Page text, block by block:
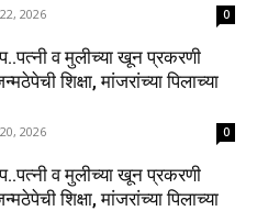
2026 0
व मुलीच्या खून प्रकरणी
शिक्षा, मांजरांच्या पिलाच्या
2026 0
व मुलीच्या खून प्रकरणी
शिक्षा, मांजरांच्या पिलाच्या